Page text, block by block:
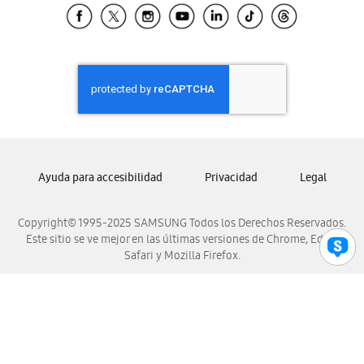
Samsung El Salvador
Samsung Honduras
Samsung Nicaragua
Samsung Panamá
Samsung Venezuela
Copyright© 1995-2025 SAMSUNG Todos los Derechos Reservados.
Este sitio se ve mejor en las últimas versiones de Chrome, Edge,
Safari y Mozilla Firefox.
Ayuda para accesibilidad Privacidad Legal